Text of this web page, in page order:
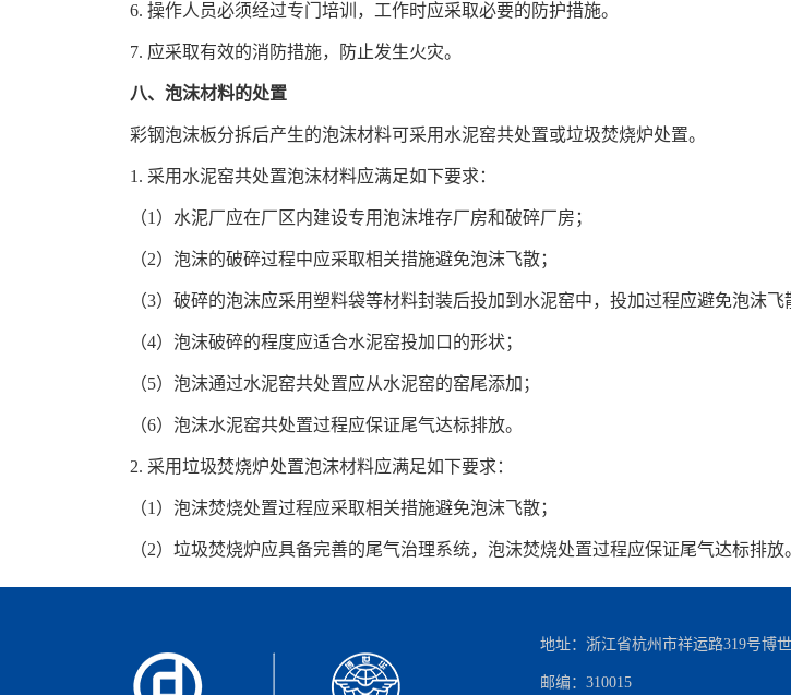
6. 操作人员必须经过专门培训，工作时应采取必要的防护措施。
7. 应采取有效的消防措施，防止发生火灾。
八、泡沫材料的处置
彩钢泡沫板分拆后产生的泡沫材料可采用水泥窑共处置或垃圾焚烧炉处置。
1. 采用水泥窑共处置泡沫材料应满足如下要求：
（1）水泥厂应在厂区内建设专用泡沫堆存厂房和破碎厂房；
（2）泡沫的破碎过程中应采取相关措施避免泡沫飞散；
（3）破碎的泡沫应采用塑料袋等材料封装后投加到水泥窑中，投加过程应避免泡沫飞
（4）泡沫破碎的程度应适合水泥窑投加口的形状；
（5）泡沫通过水泥窑共处置应从水泥窑的窑尾添加；
（6）泡沫水泥窑共处置过程应保证尾气达标排放。
2. 采用垃圾焚烧炉处置泡沫材料应满足如下要求：
（1）泡沫焚烧处置过程应采取相关措施避免泡沫飞散；
（2）垃圾焚烧炉应具备完善的尾气治理系统，泡沫焚烧处置过程应保证尾气达标排放
地址：浙江省杭州市祥运路319号博
邮编：310015